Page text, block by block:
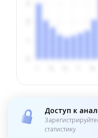
Доступ к
статистику